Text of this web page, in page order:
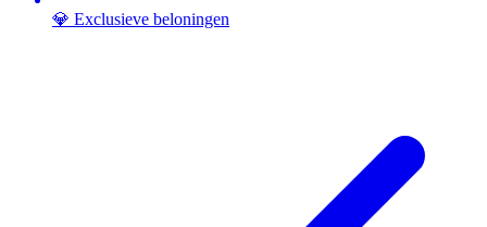
💎 Exclusieve beloningen